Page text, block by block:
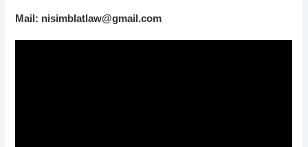
Mail: nisimblatlaw@gmail.com